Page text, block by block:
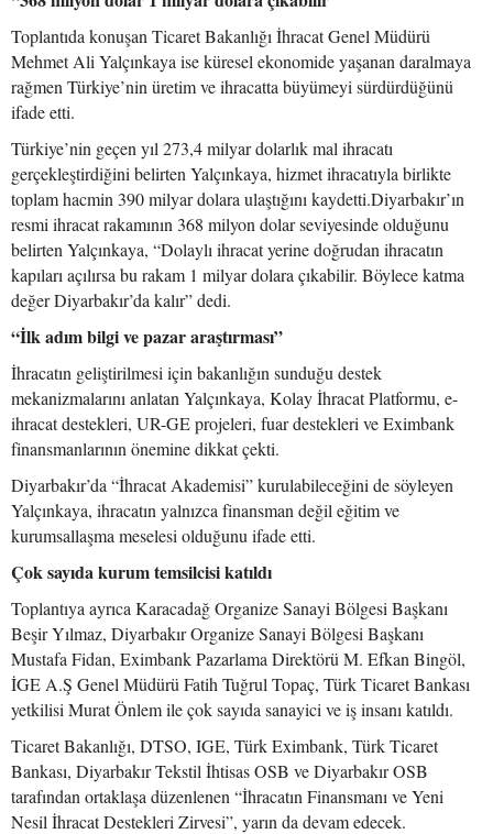
Toplantıda konuşan Ticaret Bakanlığı İhracat Genel Müdürü
Mehmet Ali Yalçınkaya ise küresel ekonomide yaşanan daralmaya
rağmen Türkiye’nin üretim ve ihracatta büyümeyi sürdürdüğünü
ifade etti.
Türkiye’nin geçen yıl 273,4 milyar dolarlık mal ihracatı
gerçekleştirdiğini belirten Yalçınkaya, hizmet ihracatıyla birlikte
toplam hacmin 390 milyar dolara ulaştığını kaydetti.Diyarbakır’ın
resmi ihracat rakamının 368 milyon dolar seviyesinde olduğunu
belirten Yalçınkaya, “Dolaylı ihracat yerine doğrudan ihracatın
kapıları açılırsa bu rakam 1 milyar dolara çıkabilir. Böylece katma
değer Diyarbakır’da kalır” dedi.
“İlk adım bilgi ve pazar araştırması”
İhracatın geliştirilmesi için bakanlığın sunduğu destek
mekanizmalarını anlatan Yalçınkaya, Kolay İhracat Platformu, e-
ihracat destekleri, UR-GE projeleri, fuar destekleri ve Eximbank
finansmanlarının önemine dikkat çekti.
Diyarbakır’da “İhracat Akademisi” kurulabileceğini de söyleyen
Yalçınkaya, ihracatın yalnızca finansman değil eğitim ve
kurumsallaşma meselesi olduğunu ifade etti.
Çok sayıda kurum temsilcisi katıldı
Toplantıya ayrıca Karacadağ Organize Sanayi Bölgesi Başkanı
Beşir Yılmaz, Diyarbakır Organize Sanayi Bölgesi Başkanı
Mustafa Fidan, Eximbank Pazarlama Direktörü M. Efkan Bingöl,
İGE A.Ş Genel Müdürü Fatih Tuğrul Topaç, Türk Ticaret Bankası
yetkilisi Murat Önlem ile çok sayıda sanayici ve iş insanı katıldı.
Ticaret Bakanlığı, DTSO, IGE, Türk Eximbank, Türk Ticaret
Bankası, Diyarbakır Tekstil İhtisas OSB ve Diyarbakır OSB
tarafından ortaklaşa düzenlenen “İhracatın Finansmanı ve Yeni
Nesil İhracat Destekleri Zirvesi”, yarın da devam edecek.